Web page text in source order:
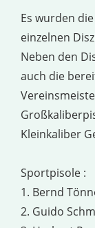
Es wurden
einzelnen
Neben den
auch die
Kleinkaliber
Sportpisole :
1. Bernd
2. Guido